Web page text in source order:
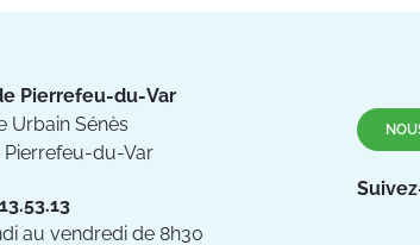
Pierrefeu-du-Var
Urbain Sénès
Pierrefeu-du-Var
au vendredi de 8h30